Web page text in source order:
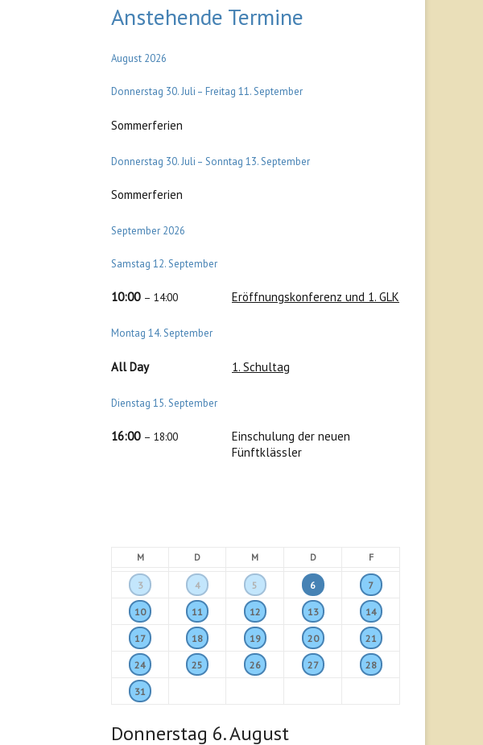
Anstehende Termine
August 2026
Donnerstag 30.Juli – Freitag 11.September
Sommerferien
Donnerstag 30.Juli –Sonntag 13.September
Sommerferien
September 2026
Samstag 12.September
10:00 – 14:00 Eröffnungskonferenz und 1. GLK
Montag 14.September
All Day 1. Schultag
Dienstag 15.September
16:00 – 18:00
Einschulung der neuen
Fünftklässler
M D M D F
3 4 5 6 7
10 11 12 13 14
17 18 19 20 21
24 25 26 27 28
31
Donnerstag 6.August